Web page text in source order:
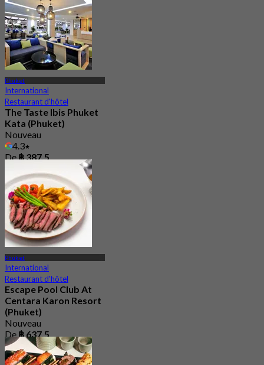
Phuket
International
Restaurant d'hôtel
The Taste Ibis Phuket
Kata (Phuket)
Nouveau
4.3
De ฿ 387.5
Phuket
International
Restaurant d'hôtel
Escape Pool Club At
Centara Karon Resort
(Phuket)
Nouveau
De ฿ 637.5